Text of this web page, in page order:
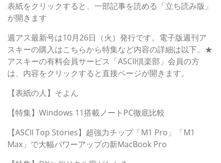
表紙をクリックすると、一部記事を読める「立ち読み版」
が開きます
週アス最新号は10月26日（火）発行です。電子版週刊ア
スキーの購入はこちらから特集など内容の詳細は以下。★
アスキーの有料会員サービス「ASCII倶楽部」会員の方
は、内容をクリックすると直接ページが開きます。
【表紙の人】そよん
【特集】Windows 11搭載ノートPC徹底比較
【ASCII Top Stories】超強力チップ「M1 Pro」「M1
Max」で大幅パワーアップの新MacBook Pro